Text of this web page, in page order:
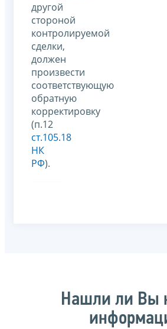
другой
стороной
контролируемой
сделки,
должен
произвести
соответствующую
обратную
корректировку
(п.12
ст.105.18
НК
РФ).
Нашли ли Вы